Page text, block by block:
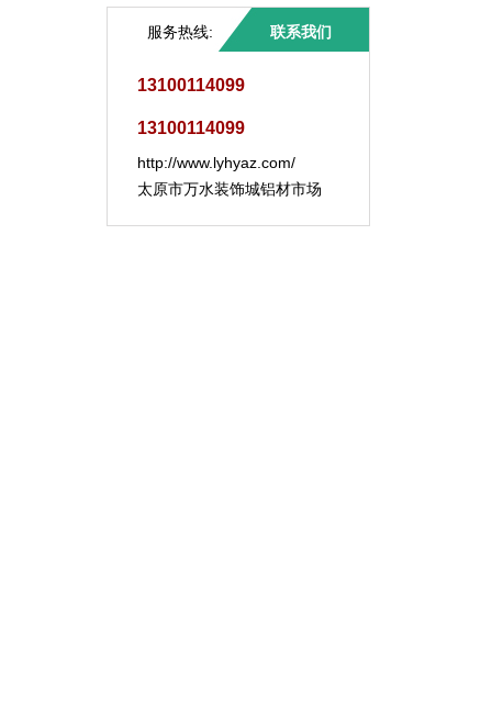
服务热线: 联系我们
13100114099
13100114099
http://www.lyhyaz.com/
太原市万水装饰城铝材市场